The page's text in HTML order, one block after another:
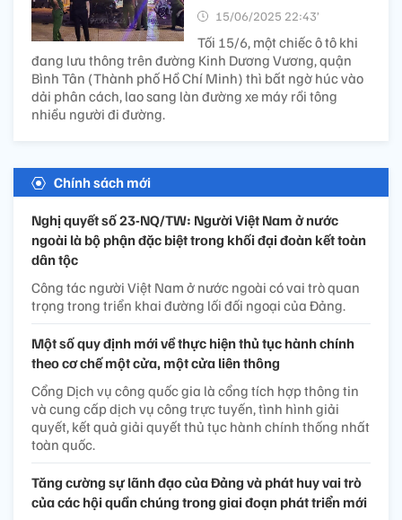
15/06/2025 22:43’
Tối 15/6, một chiếc ô tô khi
đang lưu thông trên đường Kinh Dương Vương, quận
Bình Tân (Thành phố Hồ Chí Minh) thì bất ngờ húc vào
dải phân cách, lao sang làn đường xe máy rồi tông
nhiều người đi đường.
Chính sách mới
Nghị quyết số 23-NQ/TW: Người Việt Nam ở nước
ngoài là bộ phận đặc biệt trong khối đại đoàn kết toàn
dân tộc
Công tác người Việt Nam ở nước ngoài có vai trò quan
trọng trong triển khai đường lối đối ngoại của Đảng.
Một số quy định mới về thực hiện thủ tục hành chính
theo cơ chế một cửa, một cửa liên thông
Cổng Dịch vụ công quốc gia là cổng tích hợp thông tin
và cung cấp dịch vụ công trực tuyến, tình hình giải
quyết, kết quả giải quyết thủ tục hành chính thống nhất
toàn quốc.
Tăng cường sự lãnh đạo của Đảng và phát huy vai trò
của các hội quần chúng trong giai đoạn phát triển mới